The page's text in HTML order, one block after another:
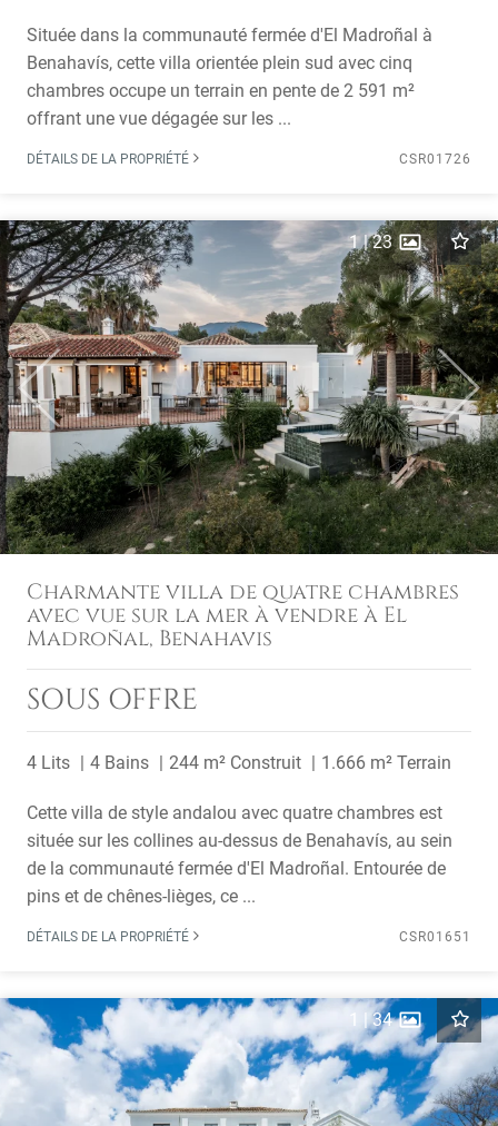
Située dans la communauté fermée d'El Madroñal à
Benahavís, cette villa orientée plein sud avec cinq
chambres occupe un terrain en pente de 2 591 m²
offrant une vue dégagée sur les ...
DÉTAILS DE LA PROPRIÉTÉ CSR01726
Previous Next
1|23
Charmante villa de quatre chambres
avec vue sur la mer à vendre à El
Madroñal, Benahavis
SOUS OFFRE
4 Lits 4 Bains 244 m² Construit 1.666 m² Terrain
Cette villa de style andalou avec quatre chambres est
située sur les collines au-dessus de Benahavís, au sein
de la communauté fermée d'El Madroñal. Entourée de
pins et de chênes-lièges, ce ...
DÉTAILS DE LA PROPRIÉTÉ CSR01651
1 |34